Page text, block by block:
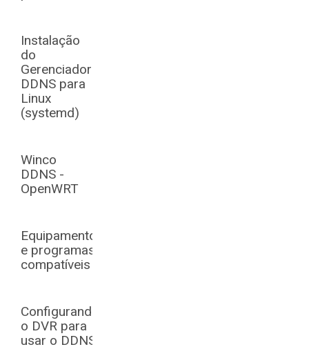
Instalação
do
Gerenciador
DDNS para
Linux
(systemd)
Winco
DDNS -
OpenWRT
Equipamentos
e programas
compatíveis
Configurando
o DVR para
usar o DDNS